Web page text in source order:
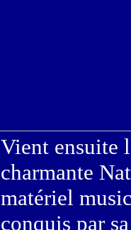
Vient ensuite
charmante
matériel
conquis par